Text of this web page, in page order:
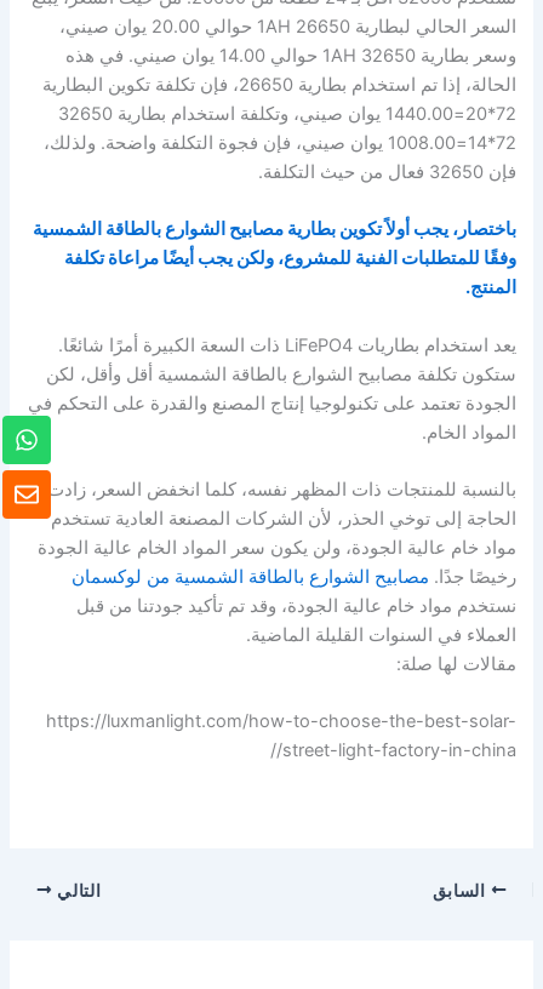
السعر الحالي لبطارية 26650 1AH حوالي 20.00 يوان صيني،
وسعر بطارية 32650 1AH حوالي 14.00 يوان صيني. في هذه
الحالة، إذا تم استخدام بطارية 26650، فإن تكلفة تكوين البطارية
72*20=1440.00 يوان صيني، وتكلفة استخدام بطارية 32650
72*14=1008.00 يوان صيني، فإن فجوة التكلفة واضحة. ولذلك،
فإن 32650 فعال من حيث التكلفة.
باختصار، يجب أولاً تكوين بطارية مصابيح الشوارع بالطاقة الشمسية
وفقًا للمتطلبات الفنية للمشروع، ولكن يجب أيضًا مراعاة تكلفة
المنتج.
يعد استخدام بطاريات LiFePO4 ذات السعة الكبيرة أمرًا شائعًا.
ستكون تكلفة مصابيح الشوارع بالطاقة الشمسية أقل وأقل، لكن
الجودة تعتمد على تكنولوجيا إنتاج المصنع والقدرة على التحكم في
المواد الخام.
بالنسبة للمنتجات ذات المظهر نفسه، كلما انخفض السعر، زادت
الحاجة إلى توخي الحذر، لأن الشركات المصنعة العادية تستخدم
مواد خام عالية الجودة، ولن يكون سعر المواد الخام عالية الجودة
رخيصًا جدًا. مصابيح الشوارع بالطاقة الشمسية من لوكسمان
نستخدم مواد خام عالية الجودة، وقد تم تأكيد جودتنا من قبل
العملاء في السنوات القليلة الماضية.
مقالات لها صلة:
https://luxmanlight.com/how-to-choose-the-best-solar-
street-light-factory-in-china//
السابق التالي
ظ
ر
و
ا
ت
س
ا